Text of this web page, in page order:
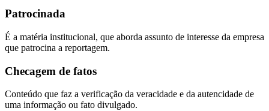
Patrocinada
É a matéria institucional, que aborda assunto de interesse da empresa
que patrocina a reportagem.
Checagem de fatos
Conteúdo que faz a verificação da veracidade e da autencidade de
uma informação ou fato divulgado.